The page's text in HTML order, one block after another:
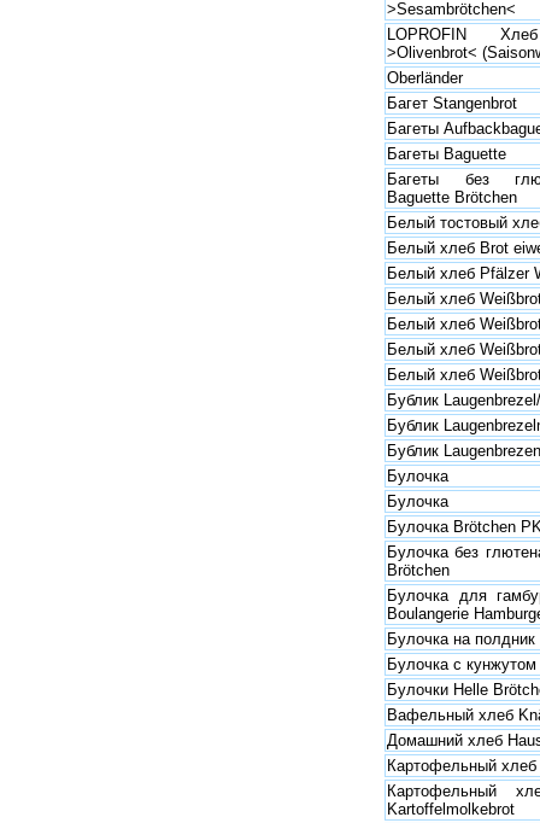
>Sesambrötchen<
LOPROFIN
>Olivenbrot<
Oberländer
Багет Stangenbrot
Багеты
Багеты Baguette
Багеты без
Baguette Brötchen
Белый тостовый
Белый хлеб Brot
Белый хлеб Pfälzer
Белый хлеб
Белый хлеб
Белый хлеб
Белый хлеб
Бублик
Бублик
Бублик Laugenbrezen
Булочка
Булочка
Булочка Brötchen
Булочка без
Brötchen
Булочка для
Boulangerie
Булочка на
Булочка с
Булочки Helle
Вафельный хлеб
Домашний хлеб
Картофельный
Картофельный
Kartoffelmolkebrot